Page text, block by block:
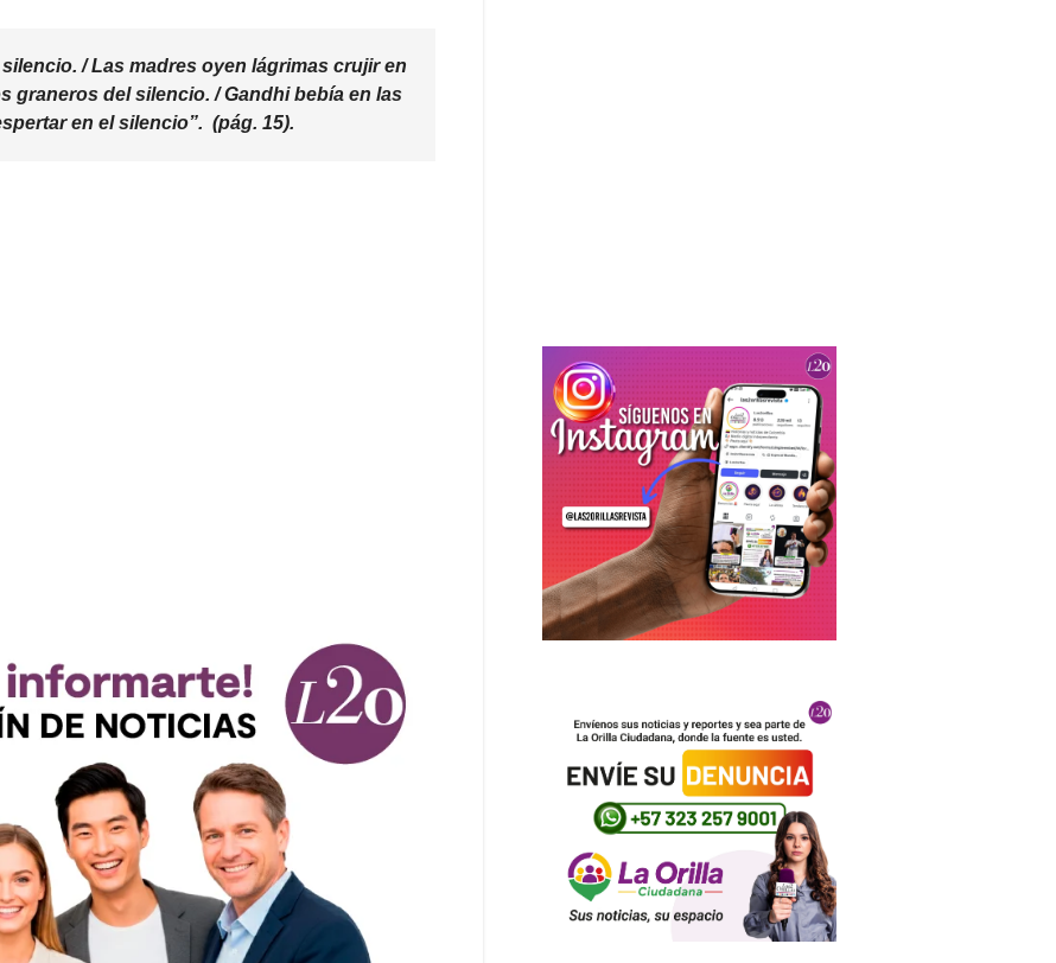
/ Las madres oyen lágrimas crujir en
graneros del silencio. / Gandhi bebía en las
en el silencio”. (pág. 15).